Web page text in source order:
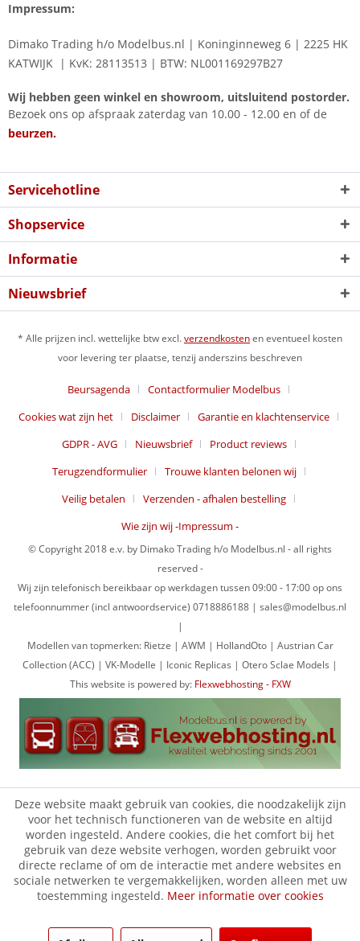
Impressum:
Dimako Trading h/o Modelbus.nl | Koninginneweg 6 | 2225 HK
KATWIJK | KvK: 28113513 | BTW: NL001169297B27
Wij hebben geen winkel en showroom, uitsluitend postorder.
Bezoek ons op afspraak zaterdag van 10.00 - 12.00 en of de
beurzen.
Servicehotline
Shopservice
Informatie
Nieuwsbrief
* Alle prijzen incl. wettelijke btw excl.verzendkostenen eventueel kosten
voor levering ter plaatse, tenzij anderszins beschreven
Beursagenda
Contactformulier Modelbus
Cookies wat zijn het
Disclaimer
Garantie en klachtenservice
GDPR - AVG
Nieuwsbrief
Product reviews
Terugzendformulier
Trouwe klanten belonen wij
Veilig betalen
Verzenden - afhalen bestelling
Wie zijn wij -Impressum -
© Copyright 2018 e.v. by Dimako Trading h/o Modelbus.nl - all rights
reserved -
Wij zijn telefonisch bereikbaar op werkdagen tussen 09:00 - 17:00 op ons
telefoonnummer (incl antwoordservice) 0718886188 | sales@modelbus.nl
|
Modellen van topmerken: Rietze | AWM | HollandOto | Austrian Car
Collection (ACC) | VK-Modelle | Iconic Replicas | Otero Sclae Models |
This website is powered by: Flexwebhosting - FXW
Deze website maakt gebruik van cookies, die noodzakelijk zijn
voor het technisch functioneren van de website en altijd
worden ingesteld. Andere cookies, die het comfort bij het
gebruik van deze website verhogen, worden gebruikt voor
directe reclame of om de interactie met andere websites en
sociale netwerken te vergemakkelijken, worden alleen met uw
toestemming ingesteld. Meer informatie over cookies